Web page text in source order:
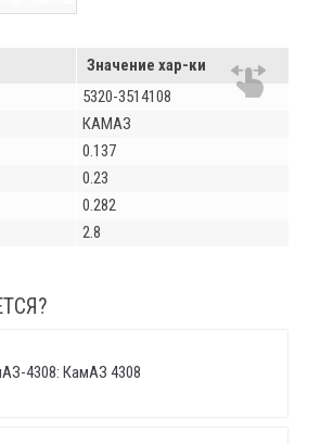
Значение хар-ки
5320-3514108
КАМАЗ
0.137
0.23
0.282
2.8
4308: КамАЗ 4308